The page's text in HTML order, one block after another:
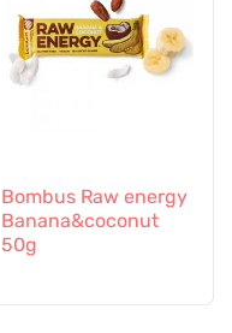
Bombus Raw energy
Banana&coconut
50g